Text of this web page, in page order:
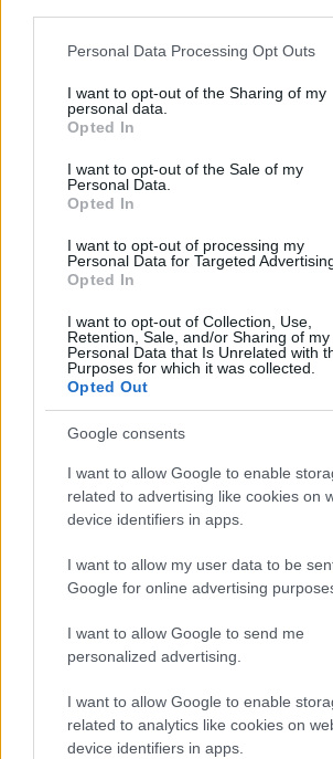
Please note that this website/app uses
not limited to your visit or usage behaviour.
grant or deny consent to Google and its
use your data for below specified
consent section.
Personal Data Processing Opt Outs
I want to opt-out of the Sharing of my
personal data.
Opted In
I want to opt-out of the Sale of my
Personal Data.
Opted In
I want to opt-out of processing my
Personal Data for Targeted
Opted In
I want to opt-out of Collection, Use,
Retention, Sale, and/or Sharing of my
Personal Data that Is Unrelated with
Purposes for which it was collected.
Opted Out
Google consents
I want to allow Google to enable
related to advertising like cookies on
device identifiers in apps.
I want to allow my user data to be
Google for online advertising
I want to allow Google to send me
personalized advertising.
I want to allow Google to enable
related to analytics like cookies on
device identifiers in apps.
FÓKUSZ #VALÓVILÁG #
VV ATTILA
Népszerű